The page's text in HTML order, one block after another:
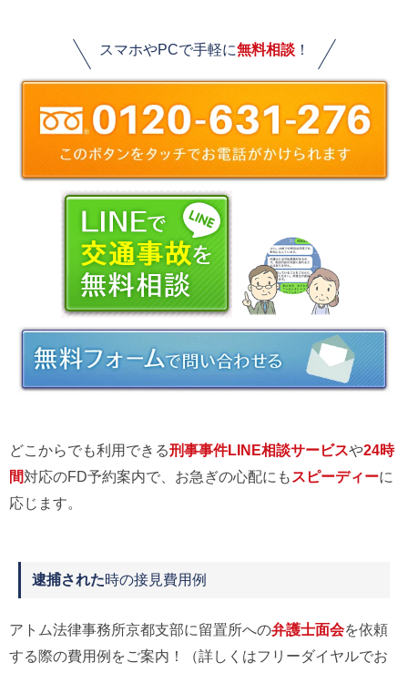
スマホやPCで手軽に無料相談！
どこからでも利用できる刑事事件LINE相談サービスや24時
間対応のFD予約案内で、お急ぎの心配にも スピーディーに
応じます。
逮捕された時の接見費用例
アトム法律事務所京都支部に留置所への弁護士面会を依頼
する際の費用例をご案内！（詳しくはフリーダイヤルでお